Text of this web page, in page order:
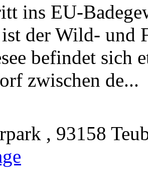
ins EU-
ist der Wild- und
befindet sich
zwischen de...
, 93158